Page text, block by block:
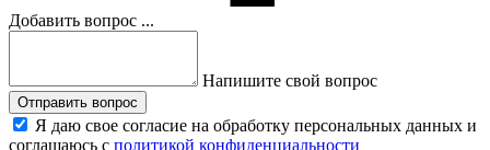
Добавить вопрос ...
Напишите свой вопрос
Отправить вопрос
Я даю свое согласие на обработку персональных данных и
соглашаюсь с политикой конфиденциальности